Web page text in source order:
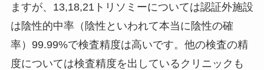
ますが、13,18,21トリソミーについては認証外施設
は陰性的中率（陰性といわれて本当に陰性の確
率）99.99%で検査精度は高いです。他の検査の精
度については検査精度を出しているクリニックも